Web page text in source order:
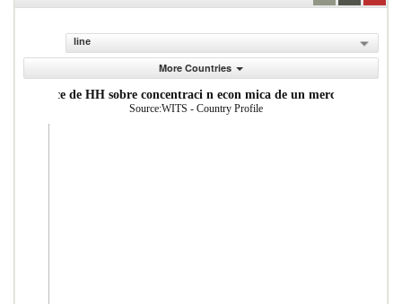
line
More Countries
ndice de HH sobre concentraci n econ mica de un mercado
Source:WITS - Country Profile